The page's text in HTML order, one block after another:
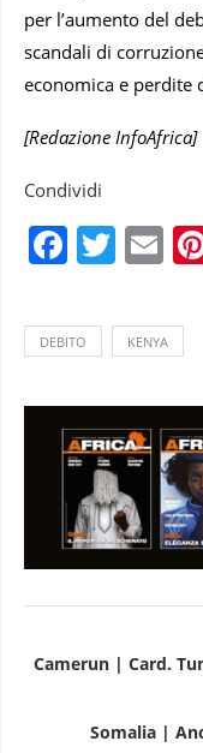
per l’aumento del
scandali di
economica e perdite
[Redazione InfoAfrica]
Condividi
DEBITO KENYA
Camerun | Card.
Somalia |